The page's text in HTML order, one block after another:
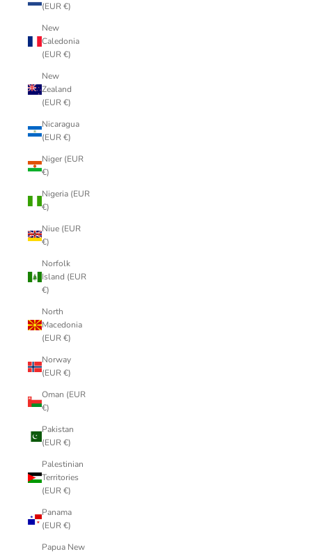
(EUR €)
New
Caledonia
(EUR €)
New
Zealand
(EUR €)
Nicaragua
(EUR €)
Niger (EUR
€)
Nigeria (EUR
€)
Niue (EUR
€)
Norfolk
Island (EUR
€)
North
Macedonia
(EUR €)
Norway
(EUR €)
Oman (EUR
€)
Pakistan
(EUR €)
Palestinian
Territories
(EUR €)
Panama
(EUR €)
Papua New